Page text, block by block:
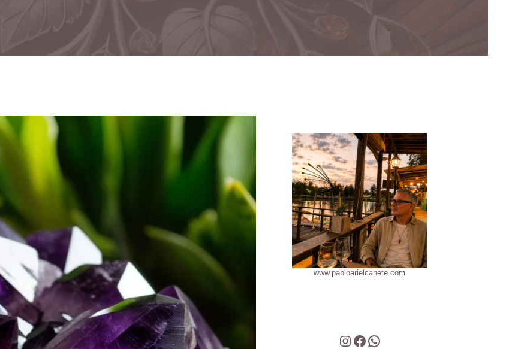
www.pabloarielcanete.com
Instagram
Facebook
WhatsApp